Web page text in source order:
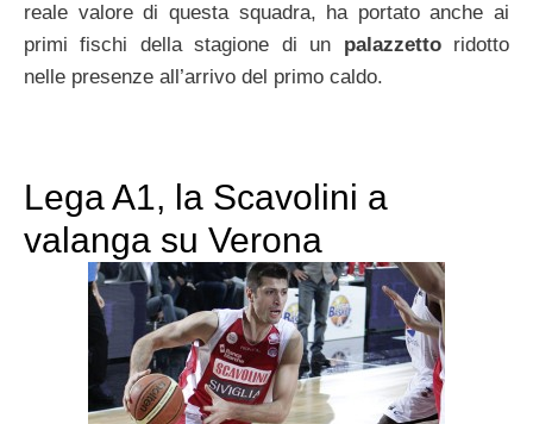
reale valore di questa squadra, ha portato anche ai
primi fischi della stagione di un palazzetto ridotto
nelle presenze all’arrivo del primo caldo.
Lega A1, la Scavolini a
valanga su Verona